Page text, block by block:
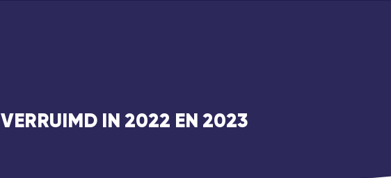
IN 2022 EN 2023